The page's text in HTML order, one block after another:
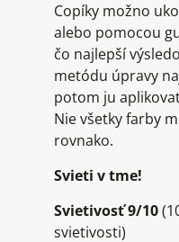
Copíky možno
alebo pomocou
čo najlepší
metódu úpravy
potom ju
Nie všetky farby
rovnako.
Svieti v tme!
Svietivosť 9/10
svietivosti)